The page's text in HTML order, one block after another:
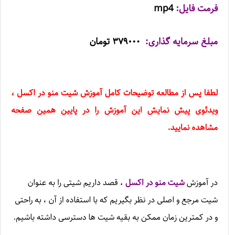
فرمت فایل:mp4
مبلغ سرمایه گذاری: ۳۷۹۰۰۰ تومان
لطفا پس از مطالعه توضیحات کاملآموزش شیت منو در اکسل ،
ویدئوی پیش نمایش این آموزش را در پایین همین صفحه
مشاهده نمایید.
در آموزششیت منو در اکسل ، قصد داریم شیتی را به عنوان
شیت مرجع و اصلی در نظر بگیریم که با استفاده از آن ، به راحتی
و در کمترین زمان ممکن به بقیه شیت ها دسترسی داشته باشیم.